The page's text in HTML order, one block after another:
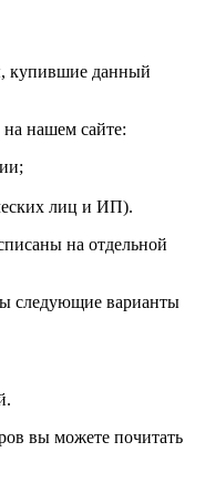
купившие данный
нашем сайте:
лиц и ИП).
на отдельной
следующие варианты
вы можете почитать